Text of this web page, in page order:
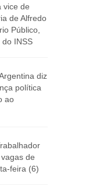
vice de
de Alfredo
Público,
INSS
diz
política
ao
de
feira (6)